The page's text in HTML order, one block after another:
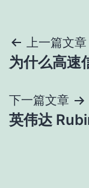
文
章
导
航
上一篇文章
为什么高速
下一篇文章
英伟达